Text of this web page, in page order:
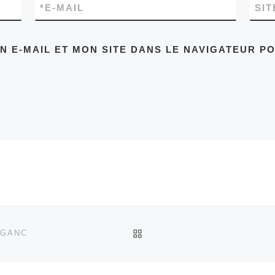
E-MAIL
*
E-MAIL ET MON SITE DANS LE NAVIGATEUR
RETOUR À LA LISTE